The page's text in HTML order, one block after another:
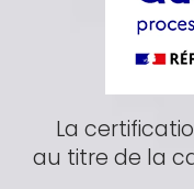
La
au titre de la